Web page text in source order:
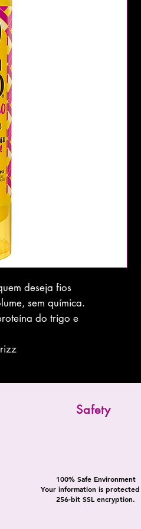
deseja fios
sem química.
do trigo e
Safety
100% Safe Environment
Your information is
256-bit SSL encryption.